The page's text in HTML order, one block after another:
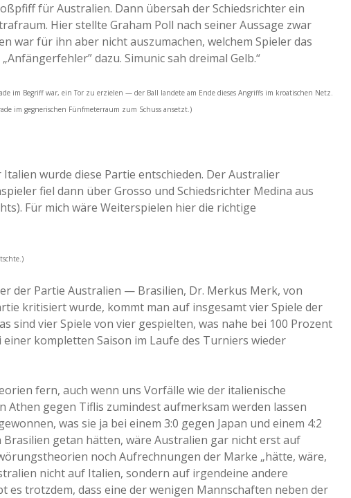
für Australien. Dann übersah der Schiedsrichter ein
Hier stellte Graham Poll nach seiner Aussage zwar
war für ihn aber nicht auszumachen, welchem Spieler das
dazu. Simunic sah dreimal Gelb.“
im Begriff war, ein Tor zu erzielen — der Ball landete am Ende dieses Angriffs im kroatischen Netz.
im gegnerischen Fünfmeterraum zum Schuss ansetzt.)
wurde diese Partie entschieden. Der Australier
fiel dann über Grosso und Schiedsrichter Medina aus
Für mich wäre Weiterspielen hier die richtige
der Partie Australien — Brasilien, Dr. Merkus Merk, von
kritisiert wurde, kommt man auf insgesamt vier Spiele der
sind vier Spiele von vier gespielten, was nahe bei 100 Prozent
kompletten Saison im Laufe des Turniers wieder
fern, auch wenn uns Vorfälle wie der italienische
Athen gegen Tiflis zumindest aufmerksam werden lassen
was sie ja bei einem 3:0 gegen Japan und einem 4:2
getan hätten, wäre Australien gar nicht erst auf
noch Aufrechnungen der Marke „hätte, wäre,
nicht auf Italien, sondern auf irgendeine andere
trotzdem, dass eine der wenigen Mannschaften neben der